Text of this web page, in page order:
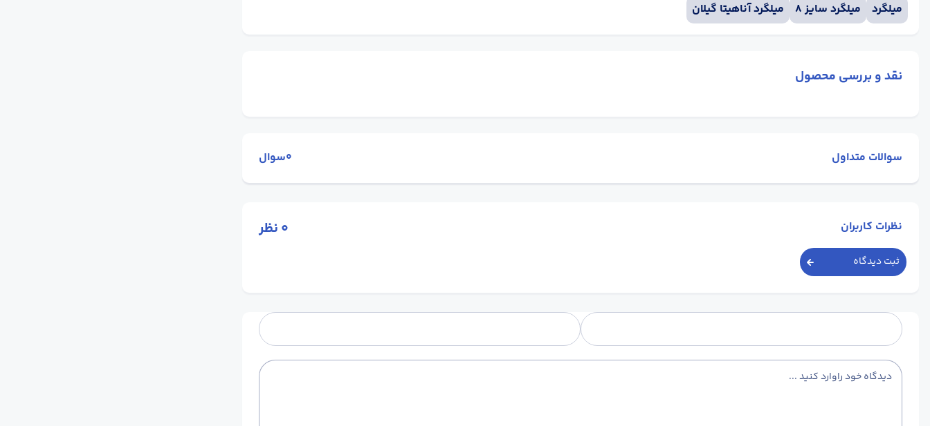
میلگرد میلگرد سایز 8 میلگرد آناهیتا گیلان
نقد و بررسی محصول
سوالات متداول 0سوال
نظرات کاربران 0نظر
ثبت دیدگاه